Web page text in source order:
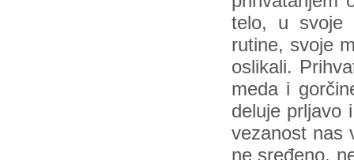
telo, u svoje
rutine, svoje
oslikali.
meda i
deluje prljavo
vezanost nas
ne sređeno,